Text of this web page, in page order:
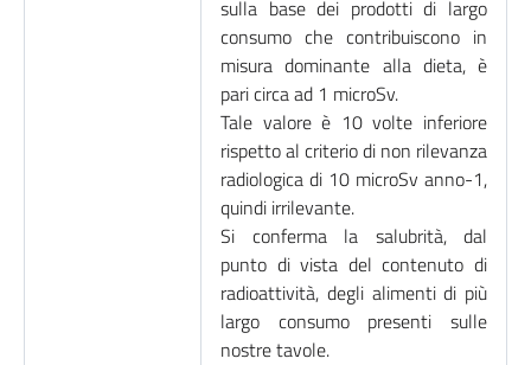
sulla base dei prodotti di largo
consumo che contribuiscono in
misura dominante alla dieta, è
pari circa ad 1 microSv.
Tale valore è 10 volte inferiore
rispetto al criterio di non rilevanza
radiologica di 10 microSv anno-1,
quindi irrilevante.
Si conferma la salubrità, dal
punto di vista del contenuto di
radioattività, degli alimenti di più
largo consumo presenti sulle
nostre tavole.